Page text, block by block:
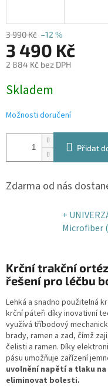
3 990 Kč –12 %
3 490 Kč
2 884 Kč bez DPH
cena:
Skladem
Možnosti doručení
Přidat
Zdarma od nás
+
Microfiber
Krční trakční
řešení pro léčbu
Lehká a snadno použitelná
krční páteři díky inovativní
využívá tříbodový
brady, ramen a zad, čímž
čelisti a ramen. Díky
pásu umožňuje zařízení
uvolnění napětí a tlaku
eliminovat bolesti.